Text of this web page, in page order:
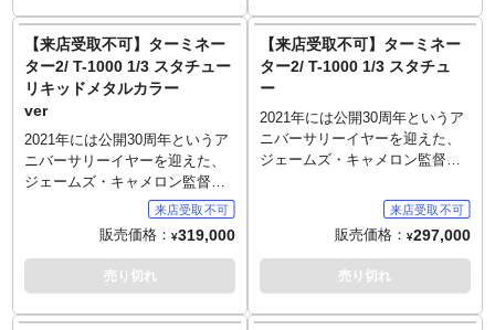
す。
～ご注意事項～以下ご了承の上
ご予約をお願いいたします～
■発売時期につきましては予定と
なりますため、大幅に遅れや前
倒しとなる場合もございます。
■ご予約いただいた時点で、商品
（内金確認をもってご予約受付
とさせていただきます）。
■残りの商品代金につきましては
入荷後に支払いいただきます。
り配送指示をお願いします。
ました。バイカーから奪い取っ
た上下のレザーはその質感まで
感じる事が出来るハイスペック
に再現され、表情もアーノル
ド・シュワルツェネッガーの雰
囲気をしっかりと漂わせます。
サングラスは着脱式でベースに
はショットガンを隠していたバ
ラの箱とバラが彩りを加えま
～ご注意事項～以下ご了承の上
ご予約をお願いいたします～
■発売時期につきましては予定と
倒しとなる場合もございます。
より再びサムの護衛につくこと
となったバンブルビーは、最新
型のカマロをスキャニングして
新しい姿に生まれ変わった。腕
にはカノン砲を装備することが
できる。
【来店受取不可】ターミネー
ター2/ T-1000 1/3 スタチュー
リキッドメタルカラー
ver
2021年には公開30周年というア
ニバーサリーイヤーを迎えた、
ジェームズ・キャメロン監督作
『ターミネーター2』。その中で
ロバート・パトリックが演じた
液体金属型ターミネーター「T-
1000」が、ダークサイドコレク
ティブルスタジオからスタチュ
販売価格： ¥319,000
売り切れ
【来店受取不可】ターミネー
ター2/ T-1000 1/3 スタチュ
ー
2021年には公開30周年というア
ニバーサリーイヤーを迎えた、
ジェームズ・キャメロン監督作
ロバート・パトリックが演じた
液体金属型ターミネーター「T-
1000」が、ダークサイドコレク
ティブルスタジオからスタチュ
ーとなりました。銃撃を無傷で
販売価格： ¥297,000
売り切れ